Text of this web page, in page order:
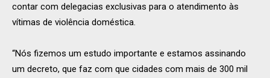
contar com delegacias exclusivas para o atendimento às
vítimas de violência doméstica.
“Nós fizemos um estudo importante e estamos assinando
um decreto, que faz com que cidades com mais de 300 mil